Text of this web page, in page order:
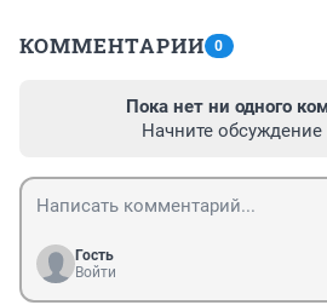
КОММЕНТАРИИ 0
Пока нет ни одного
Начните
Гость
Войти